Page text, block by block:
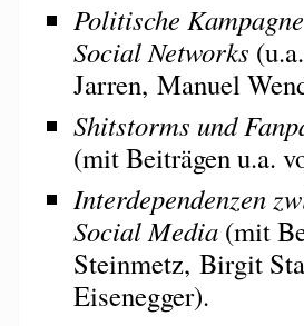
Politische
Social Networks
Jarren, Manuel
Shitstorms und
(mit Beiträgen u.a.
Interdependenzen
Social Media(mit
Steinmetz, Birgit
Eisenegger).